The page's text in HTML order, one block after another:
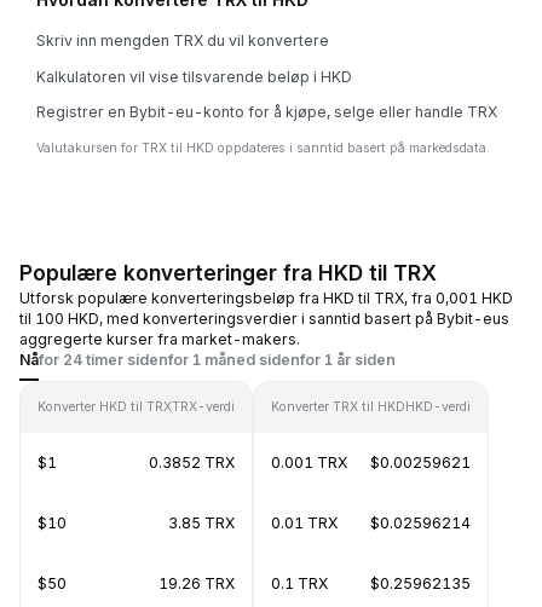
Skriv inn mengden TRX du vil konvertere
Kalkulatoren vil vise tilsvarende beløp i HKD
Registrer en Bybit-eu-konto for å kjøpe, selge eller handle TRX
Valutakursen for TRX til HKD oppdateres i sanntid basert på markedsdata.
Populære konverteringer fra HKD til TRX
Utforsk populære konverteringsbeløp fra HKD til TRX, fra 0,001 HKD
til 100 HKD, med konverteringsverdier i sanntid basert på Bybit-eus
aggregerte kurser fra market-makers.
Nåfor 24 timer sidenfor 1 måned sidenfor 1 år siden
Konverter HKD til TRXTRX-verdi
$1 0.3852 TRX
$10 3.85 TRX
$50 19.26 TRX
Konverter TRX til HKDHKD-verdi
0.001 TRX $0.00259621
0.01 TRX $0.02596214
0.1 TRX $0.25962135